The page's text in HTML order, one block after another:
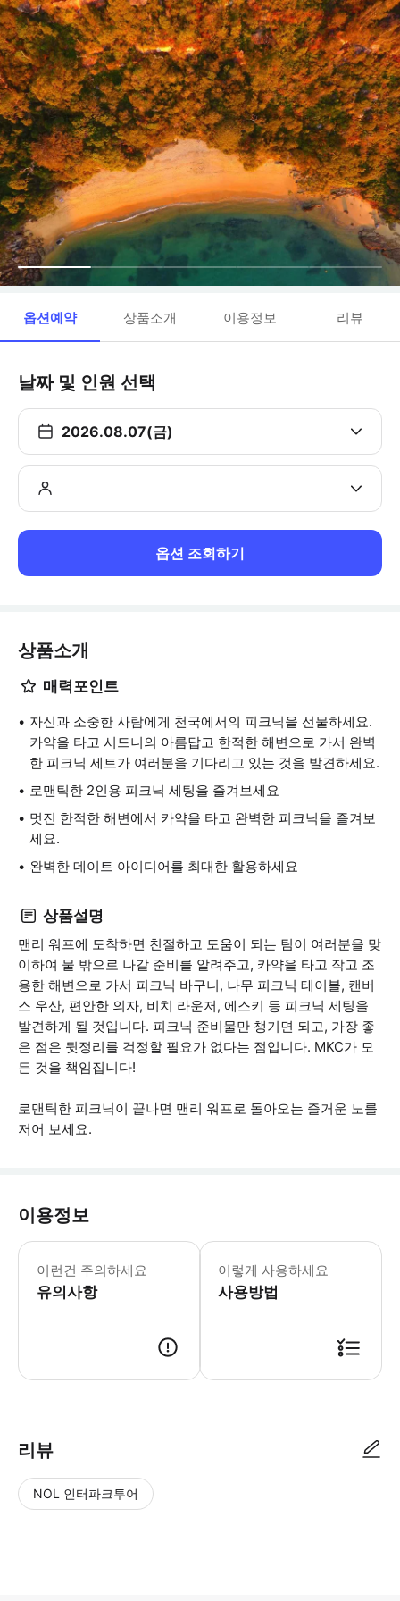
옵션예약 상품소개 이용정보 리뷰
날짜 및 인원 선택
2026.08.07(금)
옵션 조회하기
상품소개
매력포인트
자신과 소중한 사람에게 천국에서의 피크닉을 선물하세요.
카약을 타고 시드니의 아름답고 한적한 해변으로 가서 완벽
한 피크닉 세트가 여러분을 기다리고 있는 것을 발견하세요.
로맨틱한 2인용 피크닉 세팅을 즐겨보세요
멋진 한적한 해변에서 카약을 타고 완벽한 피크닉을 즐겨보
세요.
완벽한 데이트 아이디어를 최대한 활용하세요
상품설명
맨리 워프에 도착하면 친절하고 도움이 되는 팀이 여러분을 맞
이하여 물 밖으로 나갈 준비를 알려주고, 카약을 타고 작고 조
용한 해변으로 가서 피크닉 바구니, 나무 피크닉 테이블, 캔버
스 우산, 편안한 의자, 비치 라운저, 에스키 등 피크닉 세팅을
발견하게 될 것입니다. 피크닉 준비물만 챙기면 되고, 가장 좋
은 점은 뒷정리를 걱정할 필요가 없다는 점입니다. MKC가 모
든 것을 책임집니다!
로맨틱한 피크닉이 끝나면 맨리 워프로 돌아오는 즐거운 노를
저어 보세요.
이용정보
이런건 주의하세요
유의사항
- 모든 참가자는 150m 수영이 가능해
이렇게 사용하세요
사용방법
리뷰
NOL 인터파크투어